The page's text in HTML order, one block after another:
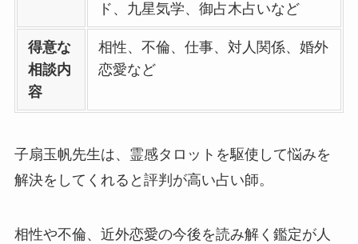
ド、九星気学、御占木占いなど
得意な
相談内
容
相性、不倫、仕事、対人関係、婚外
恋愛など
子扇玉帆先生は、霊感タロットを駆使して悩みを
解決をしてくれると評判が高い占い師。
相性や不倫、近外恋愛の今後を読み解く鑑定が人